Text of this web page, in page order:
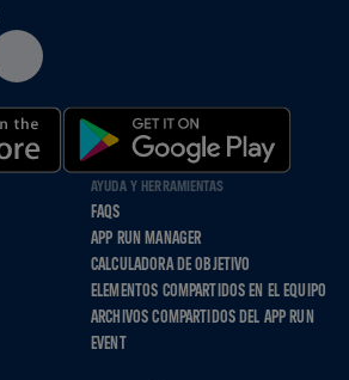
AYUDA Y HERRAMIENTAS
FAQS
APP RUN MANAGER
CALCULADORA DE OBJETIVO
ELEMENTOS COMPARTIDOS EN EL EQUIPO
ARCHIVOS COMPARTIDOS DEL APP RUN
EVENT